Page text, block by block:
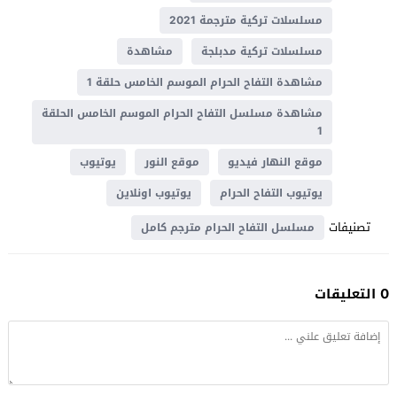
مسلسلات تركية مترجمة 2021
مسلسلات تركية مدبلجة
مشاهدة
مشاهدة التفاح الحرام الموسم الخامس حلقة 1
مشاهدة مسلسل التفاح الحرام الموسم الخامس الحلقة
1
موقع النهار فيديو
موقع النور
يوتيوب
يوتيوب التفاح الحرام
يوتيوب اونلاين
تصنيفات مسلسل التفاح الحرام مترجم كامل
0 التعليقات